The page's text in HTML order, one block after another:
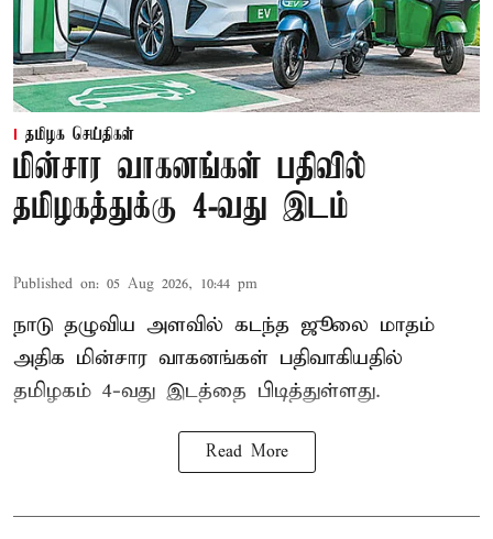
தமிழக செய்திகள்
மின்சார வாகனங்கள் பதிவில்
தமிழகத்துக்கு 4-வது இடம்
Published on: 05 Aug 2026, 10:44 pm
நாடு தழுவிய அளவில் கடந்த ஜூலை மாதம்
அதிக மின்சார வாகனங்கள் பதிவாகியதில்
தமிழகம் 4-வது இடத்தை பிடித்துள்ளது.
Read More